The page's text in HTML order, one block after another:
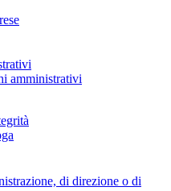
amministrativi
di direzione o di